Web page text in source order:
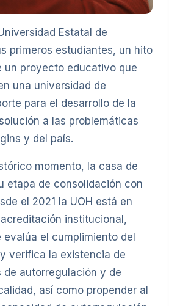
Estatal de
primeros estudiantes, un hito
un proyecto educativo que
una universidad de
para el desarrollo de la
a las problemáticas
y del país.
momento, la casa de
etapa de consolidación con
el 2021 la UOH está en
institucional,
el cumplimiento del
verifica la existencia de
autorregulación y de
así como propender al